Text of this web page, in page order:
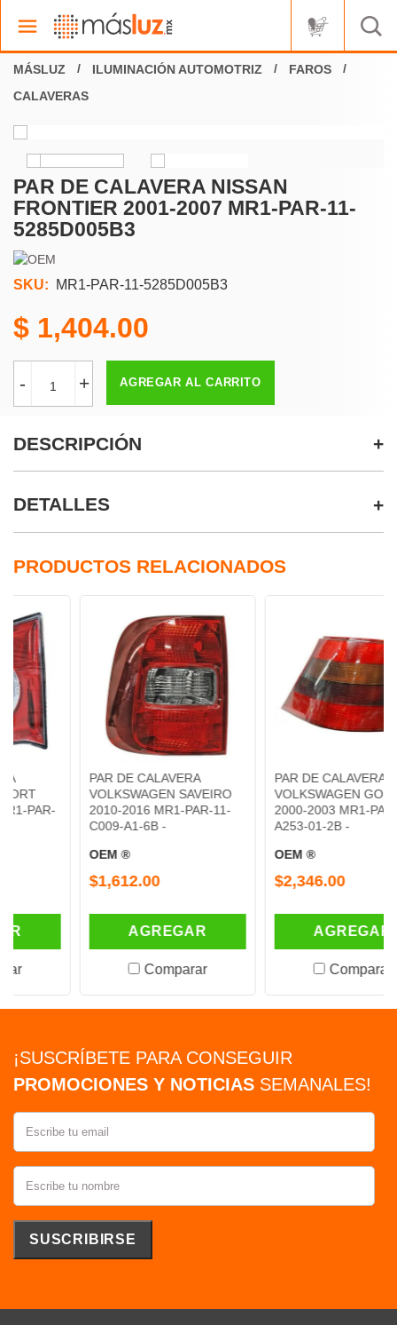
ILUMINACIÓN AUTOMOTRIZ
FAROS
CALAVERAS
PAR DE CALAVERA NISSAN
FRONTIER 2001-2007 MR1-PAR-11-
5285D005B3
SKU: MR1-PAR-11-5285D005B3
1,404.00
- + AGREGAR AL CARRITO
DESCRIPCIÓN
DETALLES
PRODUCTOS RELACIONADOS
PAR DE CALAVERA
VOLKSWAGEN SAVEIRO
2010-2016 MR1-PAR-11-
C009-A1-6B -
$1,612.00
AGREGAR
Comparar
PAR DE CALAVERA
VOLKSWAGEN GOLF
2000-2003 MR1-PAR-11-
A253-01-2B -
$2,346.00
AGREGAR
Comparar
¡SUSCRÍBETE PARA CONSEGUIR
PROMOCIONES Y NOTICIAS SEMANALES!